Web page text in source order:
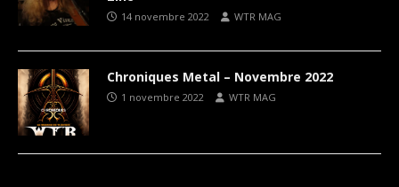
14 novembre 2022 WTR MAG
Chroniques Metal – Novembre 2022
1 novembre 2022 WTR MAG